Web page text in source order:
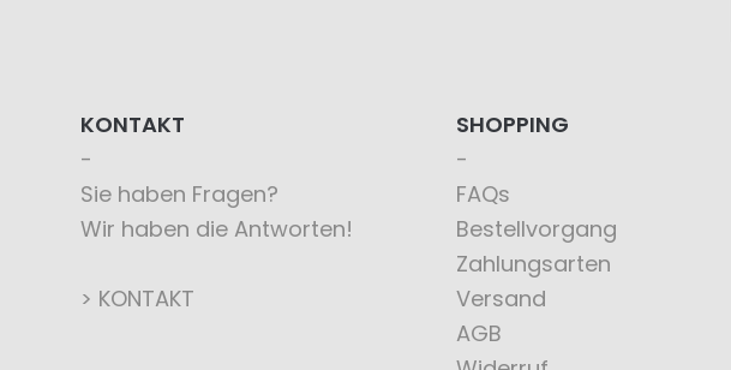
KONTAKT
Sie haben Fragen?
Wir haben die Antworten!
> KONTAKT
SHOPPING
FAQs
Bestellvorgang
Zahlungsarten
Versand
AGB